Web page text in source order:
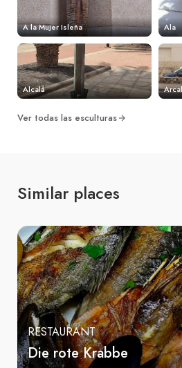
A la Mujer Isleña Ala
Alcalá
Ver todas las esculturas
Similar places
RESTAURANT
Die rote Krabbe